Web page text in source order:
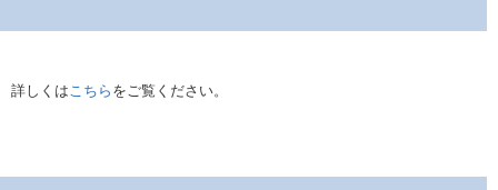
詳しくはこちら をご覧ください。